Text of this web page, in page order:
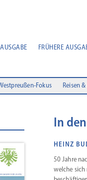
FRÜHERE
Fokus Reisen
In
HEINZ
50 Jahre
welche